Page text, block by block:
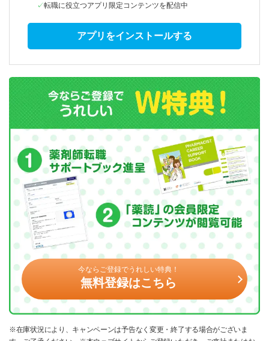
転職に役立つアプリ限定コンテンツを配信中
アプリをインストールする
今ならご登録でうれしい特典！
無料登録はこちら
※在庫状況により、キャンペーンは予告なく変更・終了する場合がございま